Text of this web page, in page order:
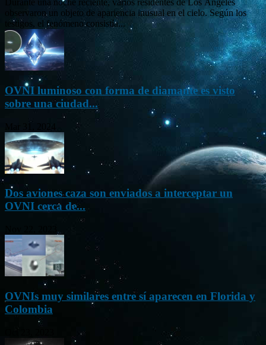
Durante una noche reciente, varios residentes de Los Ángeles
observaron un objeto de apariencia inusual en el cielo. Según los
testigos, el fenómeno consistía...
OVNI luminoso con forma de diamante es visto
sobre una ciudad...
Dos aviones caza son enviados a interceptar un
OVNI cerca de...
OVNIs muy similares entre sí aparecen en Florida y
Colombia